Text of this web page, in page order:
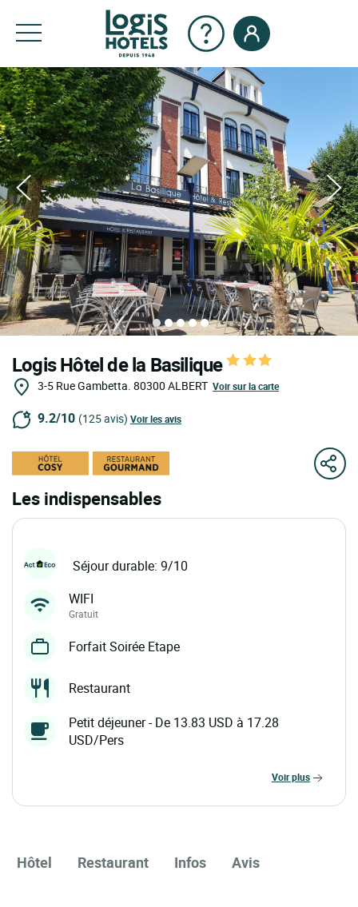
Logis Hôtel de la Basilique
3-5 Rue Gambetta. 80300 ALBERT Voir sur la carte
9.2/10 (125 avis) Voir les avis
Les indispensables
Séjour durable: 9/10
WIFI
Gratuit
Forfait Soirée Etape
Restaurant
Petit déjeuner - De 13.83 USD à 17.28
USD/Pers
voir plus
Hôtel Restaurant Infos Avis